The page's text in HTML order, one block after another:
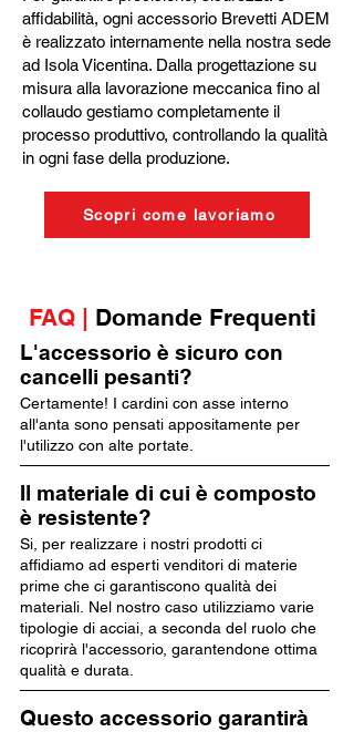
affidabilità, ogni accessorio Brevetti ADEM
è realizzato internamente nella nostra sede
ad Isola Vicentina. Dalla progettazione su
misura alla lavorazione meccanica fino al
collaudo gestiamo completamente il
processo produttivo, controllando la qualità
in ogni fase della produzione.
Scopri come lavoriamo
FAQ | Domande Frequenti
L'accessorio è sicuro con
cancelli pesanti?
Certamente! I cardini con asse interno
all'anta sono pensati appositamente per
l'utilizzo con alte portate.
Il materiale di cui è composto
è resistente?
Si, per realizzare i nostri prodotti ci
affidiamo ad esperti venditori di materie
prime che ci garantiscono qualità dei
materiali. Nel nostro caso utilizziamo varie
tipologie di acciai, a seconda del ruolo che
ricoprirà l'accessorio, garantendone ottima
qualità e durata.
Questo accessorio garantirà